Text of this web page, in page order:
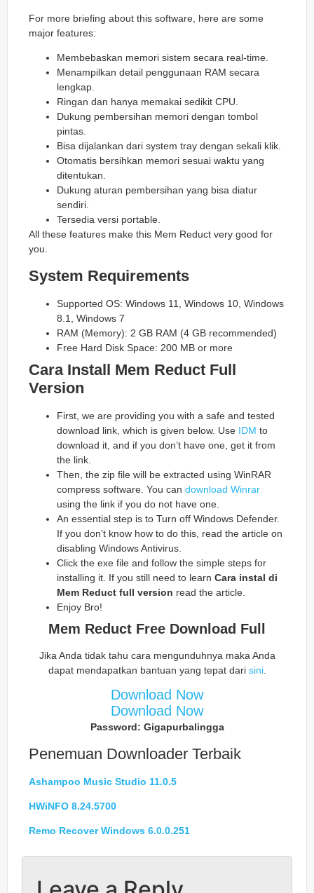
For more briefing about this software, here are some
major features:
Membebaskan memori sistem secara real-time.
Menampilkan detail penggunaan RAM secara
lengkap.
Ringan dan hanya memakai sedikit CPU.
Dukung pembersihan memori dengan tombol
pintas.
Bisa dijalankan dari system tray dengan sekali klik.
Otomatis bersihkan memori sesuai waktu yang
ditentukan.
Dukung aturan pembersihan yang bisa diatur
sendiri.
Tersedia versi portable.
All these features make this Mem Reduct very good for
you.
System Requirements
Supported OS: Windows 11, Windows 10, Windows
8.1, Windows 7
RAM (Memory): 2 GB RAM (4 GB recommended)
Free Hard Disk Space: 200 MB or more
Cara Install Mem Reduct Full
Version
First, we are providing you with a safe and tested
download link, which is given below. Use IDM to
download it, and if you don’t have one, get it from
the link.
Then, the zip file will be extracted using WinRAR
compress software. You can download Winrar
using the link if you do not have one.
An essential step is to Turn off Windows Defender.
If you don’t know how to do this, read the article on
disabling Windows Antivirus.
Click the exe file and follow the simple steps for
installing it. If you still need to learn Cara instal di
Mem Reduct full version read the article.
Enjoy Bro!
Mem Reduct Free Download Full
Jika Anda tidak tahu cara mengunduhnya maka Anda
dapat mendapatkan bantuan yang tepat dari sini.
Download Now
Download Now
Password: Gigapurbalingga
Penemuan Downloader Terbaik
Ashampoo Music Studio 11.0.5
HWiNFO 8.24.5700
Remo Recover Windows 6.0.0.251